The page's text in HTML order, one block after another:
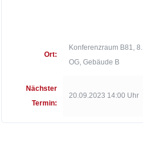
Ort:
Konferenzraum B81, 8.
OG, Gebäude B
Nächster
Termin:
20.09.2023 14:00 Uhr